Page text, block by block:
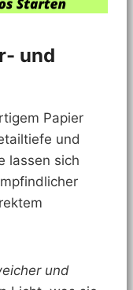
und
Papier
und
lassen sich
und